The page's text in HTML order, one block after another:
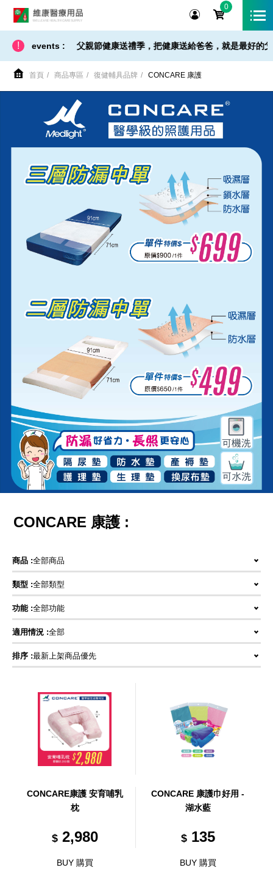
0
! events :
運 - 小提醒】父親節健康送禮季，把健康送給爸爸，就是最好的父親
首頁 商品專區 復健輔具品牌 CONCARE 康護
CONCARE 康護 :
商品 :全部商品
類型 :全部類型
功能 :全部功能
適用情況 :全部
排序 :最新上架商品優先
CONCARE康護 安育哺乳
枕
$2,980
BUY 購買
CONCARE 康護巾好用 -
湖水藍
$135
BUY 購買